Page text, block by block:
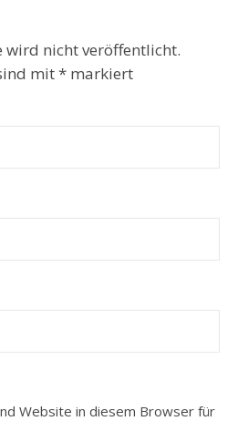
wird nicht veröffentlicht.
mit* markiert
Website in diesem Browser für